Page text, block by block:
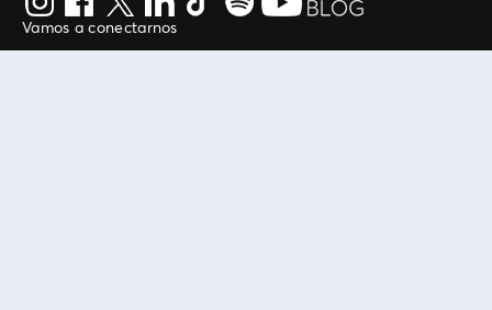
Vamos a conectarnos